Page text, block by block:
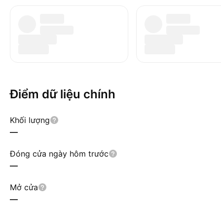
Điểm dữ liệu chính
Khối lượng
—
Đóng cửa ngày hôm trước
—
Mở cửa
—